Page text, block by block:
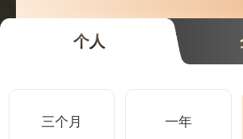
个人
三个月 一年